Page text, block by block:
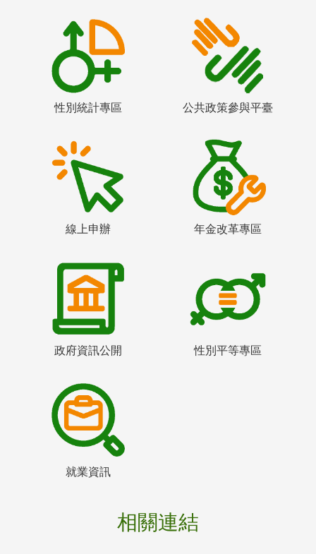
性別統計專區 公共政策參與平臺
線上申辦 年金改革專區
政府資訊公開 性別平等專區
就業資訊
相關連結